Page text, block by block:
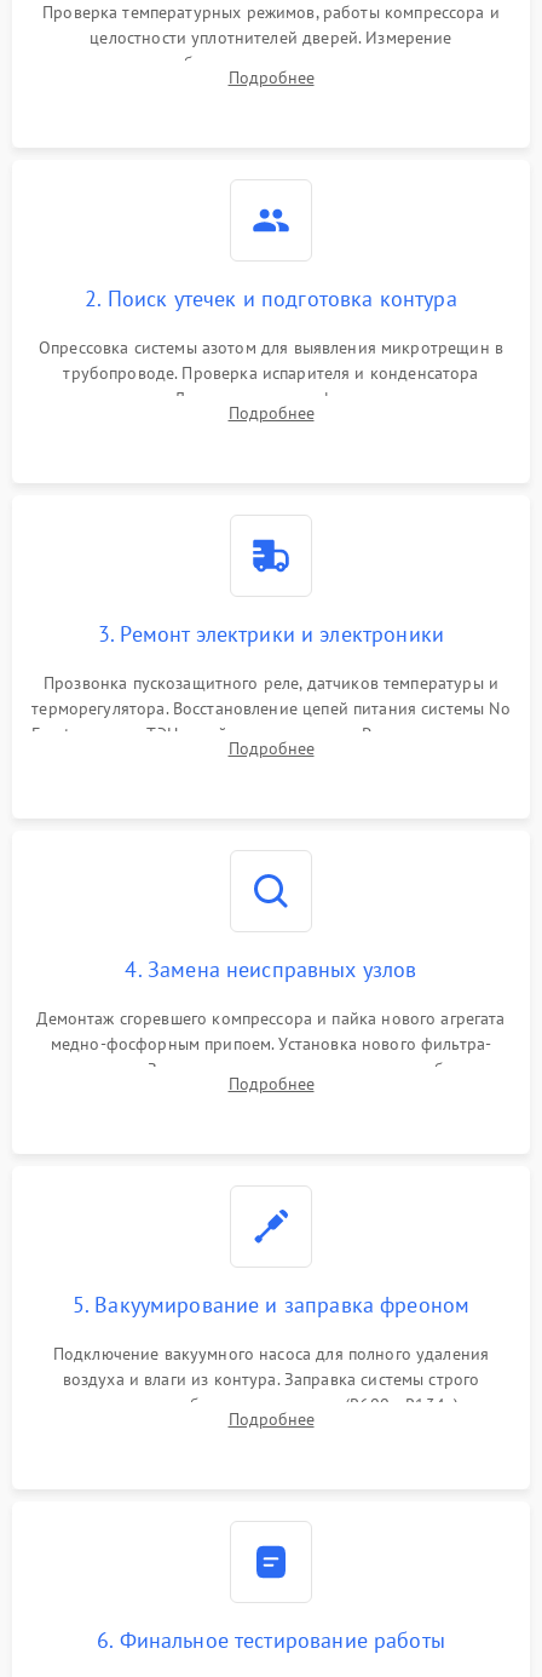
Проверка температурных режимов, работы компрессора и
целостности уплотнителей дверей. Измерение
сопротивления обмоток мотора, проверка термостата и
считывание кодов ошибок с электронного дисплея.
Подробнее
2. Поиск утечек и подготовка контура
Опрессовка системы азотом для выявления микротрещин в
трубопроводе. Проверка испарителя и конденсатора
течеискателем. Демонтаж старого фильтра-осушителя и
продувка капиллярной трубки для устранения засоров.
Подробнее
3. Ремонт электрики и электроники
Прозвонка пускозащитного реле, датчиков температуры и
терморегулятора. Восстановление цепей питания системы No
Frost, включая ТЭН оттайки и вентилятор. Ремонт или замена
платы управления при сбоях алгоритмов.
Подробнее
4. Замена неисправных узлов
Демонтаж сгоревшего компрессора и пайка нового агрегата
медно-фосфорным припоем. Установка нового фильтра-
осушителя. Замена изношенных вентиляторов обдува,
сломанных заслонок или поврежденных дверных петель.
Подробнее
5. Вакуумирование и заправка фреоном
Подключение вакуумного насоса для полного удаления
воздуха и влаги из контура. Заправка системы строго
дозированным объемом хладагента (R600a, R134a) по
электронным весам. Контроль рабочего давления в системе.
Подробнее
6. Финальное тестирование работы